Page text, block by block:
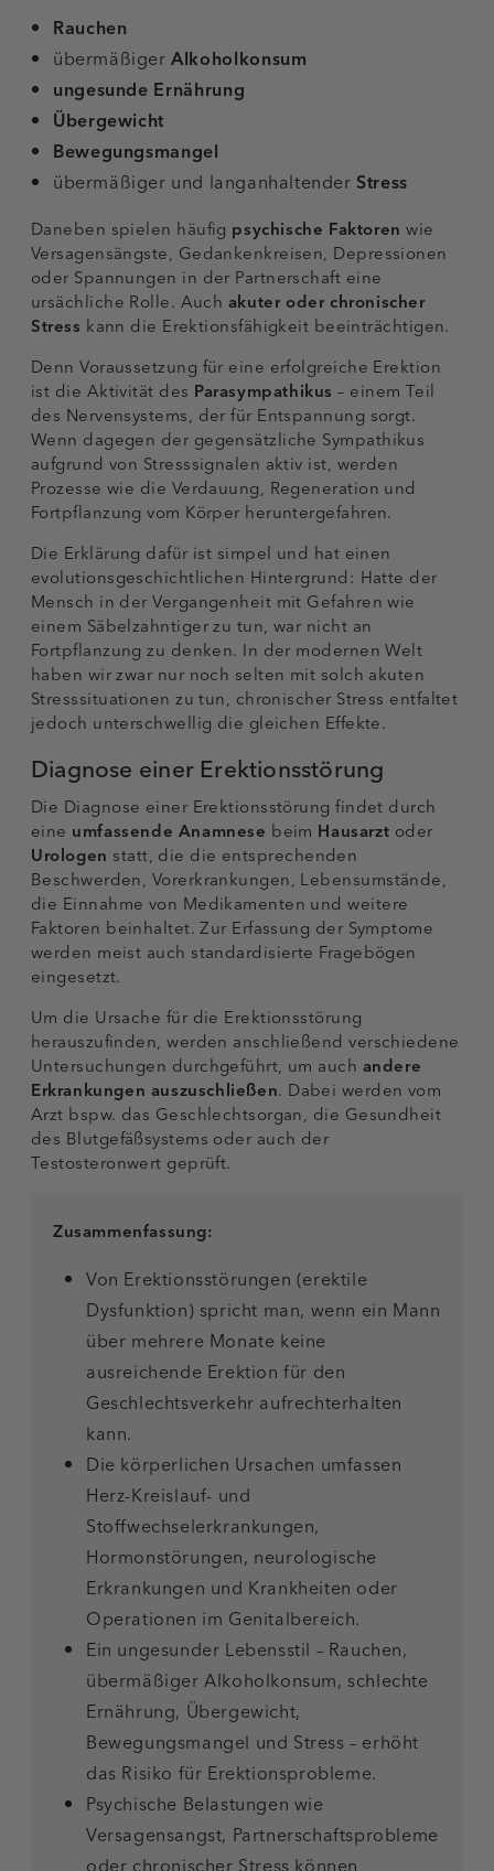
Rauchen
übermäßigerAlkoholkonsum
ungesunde Ernährung
Übergewicht
Bewegungsmangel
übermäßiger und langanhaltenderStress
Daneben spielen häufig psychische Faktorenwie
Versagensängste, Gedankenkreisen, Depressionen
oder Spannungen in der Partnerschaft eine
ursächliche Rolle. Auch akuter oder chronischer
Stress kann die Erektionsfähigkeit beeinträchtigen.
Denn Voraussetzung für eine erfolgreiche Erektion
ist die Aktivität des Parasympathikus – einem Teil
des Nervensystems, der für Entspannung sorgt.
Wenn dagegen der gegensätzliche Sympathikus
aufgrund von Stresssignalen aktiv ist, werden
Prozesse wie die Verdauung, Regeneration und
Fortpflanzung vom Körper heruntergefahren.
Die Erklärung dafür ist simpel und hat einen
evolutionsgeschichtlichen Hintergrund: Hatte der
Mensch in der Vergangenheit mit Gefahren wie
einem Säbelzahntiger zu tun, war nicht an
Fortpflanzung zu denken. In der modernen Welt
haben wir zwar nur noch selten mit solch akuten
Stresssituationen zu tun, chronischer Stress entfaltet
jedoch unterschwellig die gleichen Effekte.
Diagnose einer Erektionsstörung
Die Diagnose einer Erektionsstörung findet durch
eine umfassende Anamnese beim Hausarzt oder
Urologen statt, die die entsprechenden
Beschwerden, Vorerkrankungen, Lebensumstände,
die Einnahme von Medikamenten und weitere
Faktoren beinhaltet. Zur Erfassung der Symptome
werden meist auch standardisierte Fragebögen
eingesetzt.
Um die Ursache für die Erektionsstörung
herauszufinden, werden anschließend verschiedene
Untersuchungen durchgeführt, um auch andere
Erkrankungen auszuschließen. Dabei werden vom
Arzt bspw. das Geschlechtsorgan, die Gesundheit
des Blutgefäßsystems oder auch der
Testosteronwert geprüft.
Zusammenfassung:
Von Erektionsstörungen (erektile
Dysfunktion) spricht man, wenn ein Mann
über mehrere Monate keine
ausreichende Erektion für den
Geschlechtsverkehr aufrechterhalten
kann.
Die körperlichen Ursachen umfassen
Herz-Kreislauf- und
Stoffwechselerkrankungen,
Hormonstörungen, neurologische
Erkrankungen und Krankheiten oder
Operationen im Genitalbereich.
Ein ungesunder Lebensstil – Rauchen,
übermäßiger Alkoholkonsum, schlechte
Ernährung, Übergewicht,
Bewegungsmangel und Stress – erhöht
das Risiko für Erektionsprobleme.
Psychische Belastungen wie
Versagensangst, Partnerschaftsprobleme